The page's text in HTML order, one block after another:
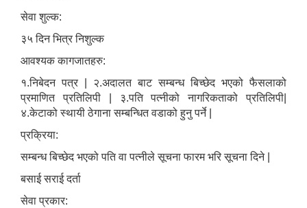
सेवा शुल्क:
३५ दिन भित्र निशुल्क
आवश्यक कागजातहरु:
१.निबेदन पत्र | २.अदालत बाट सम्बन्ध बिच्छेद भएको फैसलाको
प्रमाणित प्रतिलिपी | ३.पति पत्नीको नागरिकताको प्रतिलिपी|
४.केटाको स्थायी ठेगाना सम्बन्धित वडाको हुनु पर्ने |
प्रक्रिया:
सम्बन्ध बिच्छेद भएको पति वा पत्नीले सूचना फारम भरि सूचना दिने |
बसाई सराई दर्ता
सेवा प्रकार: